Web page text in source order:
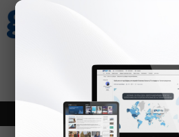
Зурхай
8.06
Онцлох Шинэ